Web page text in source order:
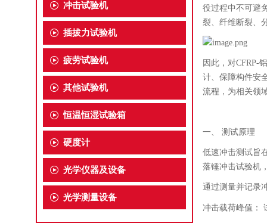
冲击试验机
插拔力试验机
疲劳试验机
其他试验机
恒温恒湿试验箱
硬度计
光学仪器及设备
光学测量设备
役过程中不可避
裂、纤维断裂、
因此，对CFRP-
计、保障构件安
流程，为相关领
一、 测试原理
低速冲击测试旨
落锤冲击试验机
通过测量并记录
冲击载荷峰值：